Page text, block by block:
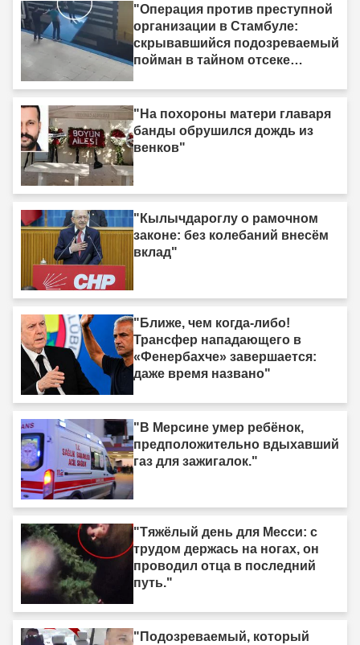
"Операция против преступной
организации в Стамбуле:
скрывавшийся подозреваемый
пойман в тайном отсеке
"На похороны матери главаря
банды обрушился дождь из
венков"
"Кылычдароглу о рамочном
законе: без колебаний внесём
вклад"
"Ближе, чем когда-либо!
Трансфер нападающего в
«Фенербахче» завершается:
даже время названо"
"В Мерсине умер ребёнок,
предположительно вдыхавший
газ для зажигалок."
"Тяжёлый день для Месси: с
трудом держась на ногах, он
проводил отца в последний
путь."
"Подозреваемый, который